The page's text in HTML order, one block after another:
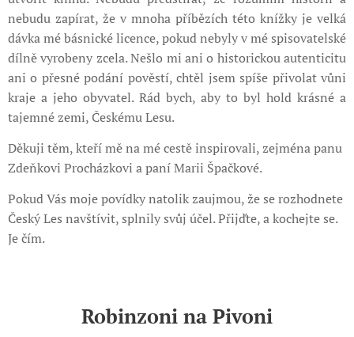
nebudu zapírat, že v mnoha příbězích této knížky je velká
dávka mé básnické licence, pokud nebyly v mé spisovatelské
dílně vyrobeny zcela. Nešlo mi ani o historickou autenticitu
ani o přesné podání pověstí, chtěl jsem spíše přivolat vůni
kraje a jeho obyvatel. Rád bych, aby to byl hold krásné a
tajemné zemi, Českému Lesu.
Děkuji těm, kteří mě na mé cestě inspirovali, zejména panu
Zdeňkovi Procházkovi a paní Marii Špačkové.
Pokud Vás moje povídky natolik zaujmou, že se rozhodnete
Český Les navštívit, splnily svůj účel. Přijďte, a kochejte se.
Je čím.
Robinzoni na Pivoni